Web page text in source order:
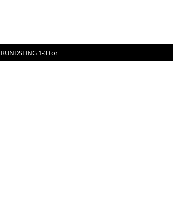
RUNDSLING 1-3 ton